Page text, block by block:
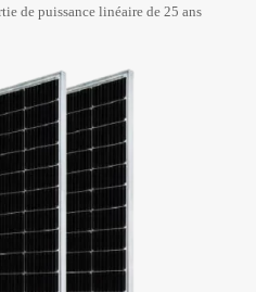
de puissance linéaire de 25 ans